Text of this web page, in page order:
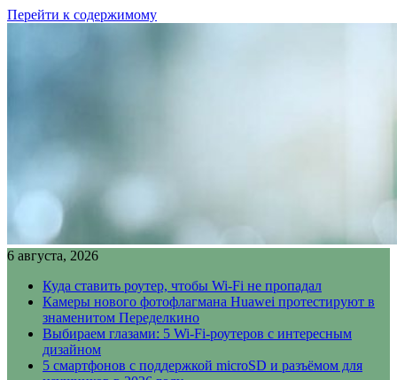
Перейти к содержимому
6 августа, 2026
Куда ставить роутер, чтобы Wi-Fi не пропадал
Камеры нового фотофлагмана Huawei протестируют в
знаменитом Переделкино
Выбираем глазами: 5 Wi-Fi-роутеров с интересным
дизайном
5 смартфонов с поддержкой microSD и разъёмом для